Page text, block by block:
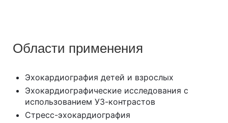
Области применения
Эхокардиография детей и взрослых
Эхокардиографические исследования с
использованием УЗ-контрастов
Стресс-эхокардиография